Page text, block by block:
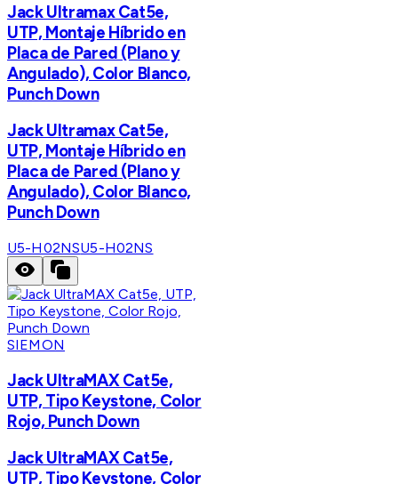
Jack Ultramax Cat5e,
UTP, Montaje Híbrido en
Placa de Pared (Plano y
Angulado), Color Blanco,
Punch Down
Jack Ultramax Cat5e,
UTP, Montaje Híbrido en
Placa de Pared (Plano y
Angulado), Color Blanco,
Punch Down
U5-H02NSU5-H02NS
SIEMON
Jack UltraMAX Cat5e,
UTP, Tipo Keystone, Color
Rojo, Punch Down
Jack UltraMAX Cat5e,
UTP, Tipo Keystone, Color